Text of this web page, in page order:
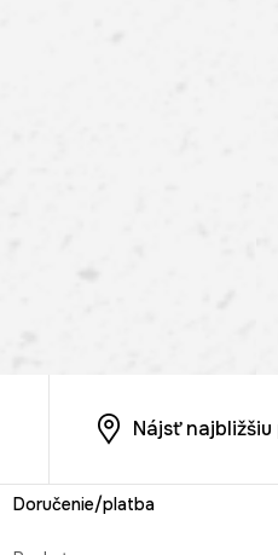
Nájsť
Doručenie/platba